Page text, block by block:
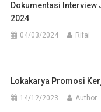
Dokumentasi Interview
2024
04/03/2024 Rifai
Lokakarya Promosi
14/12/2023 Author